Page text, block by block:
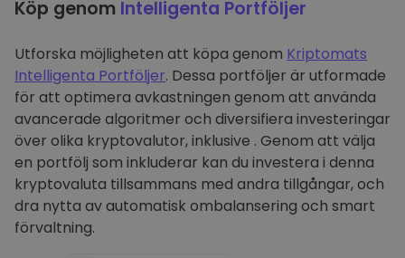
Köp genom Intelligenta Portföljer
Utforska möjligheten att köpa genom Kriptomats
Intelligenta Portföljer. Dessa portföljer är utformade
för att optimera avkastningen genom att använda
avancerade algoritmer och diversifiera investeringar
över olika kryptovalutor, inklusive . Genom att välja
en portfölj som inkluderar kan du investera i denna
kryptovaluta tillsammans med andra tillgångar, och
dra nytta av automatisk ombalansering och smart
förvaltning.